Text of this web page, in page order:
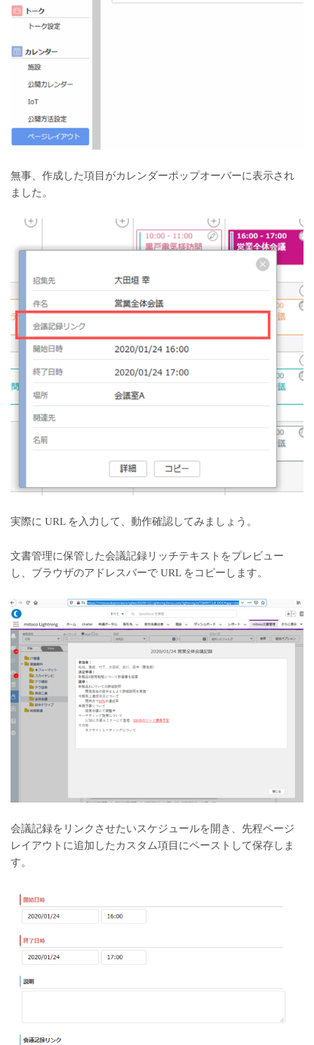
無事、作成した項目がカレンダーポップオーバーに表示され
ました。
実際に URL を入力して、動作確認してみましょう。
文書管理に保管した会議記録リッチテキストをプレビュー
し、ブラウザのアドレスバーで URL をコピーします。
会議記録をリンクさせたいスケジュールを開き、先程ページ
レイアウトに追加したカスタム項目にペーストして保存しま
す。